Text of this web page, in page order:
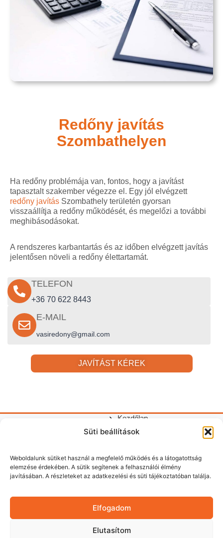
Süti beállítások
Weboldalunk sütiket használ a megfelelő működés és a látogatottság
elemzése érdekében. A sütik segítenek a felhasználói élmény
javításában. A részleteket az adatkezelési és süti tájékoztatóban találja.
Elfogadom
Elutasítom
Redőny javítás
Szombathelyen
Ha redőny problémája van, fontos, hogy a javítást
tapasztalt szakember végezze el. Egy jól elvégzett
redőny javítás Szombathely területén gyorsan
visszaállítja a redőny működését, és megelőzi a további
meghibásodásokat.
A rendszeres karbantartás és az időben elvégzett javítás
jelentősen növeli a redőny élettartamát.
TELEFON
+36 70 622 8443
E-MAIL
vasiredony@gmail.com
JAVÍTÁST KÉREK
garázskapuk
telepítése
Szombathelyen
környékén.
+36
622
84
43
Gyors
Kezdőlap
Redőnyök
javítás
Garázskapu
Belső
árnyékolás
Kapcsolat
Hasznos
Kapcsolódó
Garázskapuk
Szombathelyen
Adatkezelési
tájékoztató
Impresszum
|
Cookie
©
2026